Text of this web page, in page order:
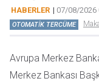
HABERLER | 07/08/2026
OTOMATİK TERCÜME
Avrupa Merkez
Merkez Bankası